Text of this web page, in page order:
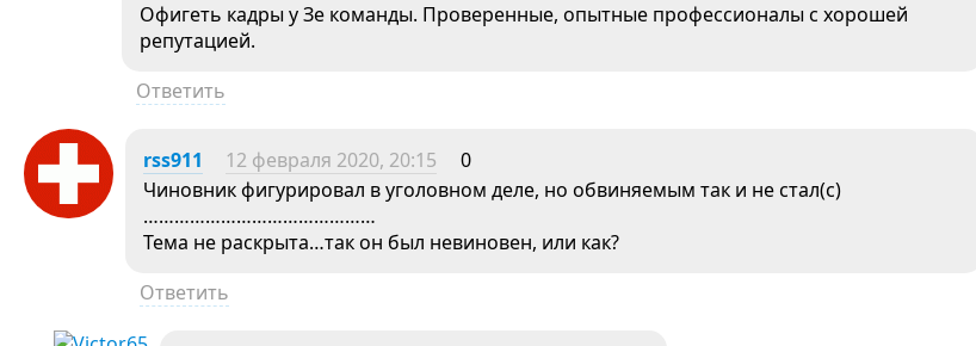
Офигеть кадры у Зе команды. Проверенные, опытные профессионалы с хорошей
репутацией.
Ответить
rss911 12 февраля 2020, 20:15
0
Чиновник фигурировал в уголовном деле, но обвиняемым так и не стал(с)
………………………………………
Тема не раскрыта…так он был невиновен, или как?
Ответить